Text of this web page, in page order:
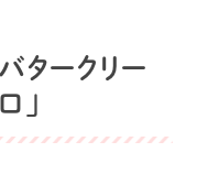
タークリー
」